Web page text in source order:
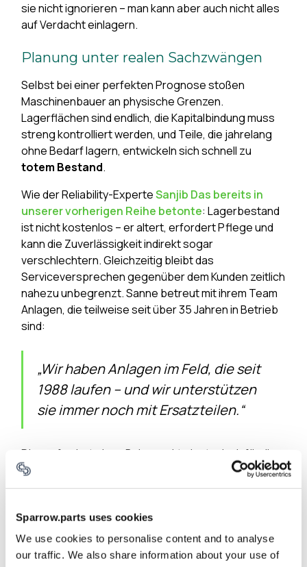
Sparrow.parts uses cookies
We use cookies to personalise content and to analyse
our traffic. We also share information about your use of
sie nicht ignorieren – man kann aber auch nicht alles
auf Verdacht einlagern.
Planung unter realen Sachzwängen
Selbst bei einer perfekten Prognose stoßen
Maschinenbauer an physische Grenzen.
Lagerflächen sind endlich, die Kapitalbindung muss
streng kontrolliert werden, und Teile, die jahrelang
ohne Bedarf lagern, entwickeln sich schnell zu
totem Bestand.
Wie der Reliability-ExperteSanjib Das bereits in
unserer vorherigen Reihe betonte: Lagerbestand
ist nicht kostenlos – er altert, erfordert Pflege und
kann die Zuverlässigkeit indirekt sogar
verschlechtern. Gleichzeitig bleibt das
Serviceversprechen gegenüber dem Kunden zeitlich
nahezu unbegrenzt. Sanne betreut mit ihrem Team
Anlagen, die teilweise seit über 35 Jahren in Betrieb
sind:
„Wir haben Anlagen im Feld, die seit
1988 laufen – und wir unterstützen
sie immer noch mit Ersatzteilen.“
Dies erfordert einen Balanceakt, der typisch für die
OEM-Perspektive ist. Während Betreiber ihre
Strategie innerhalb ihres eigenen operativen
Budget), müssen Maschinenbauer die Nachfrage
über verschiedene Kunden, Anlagengenerationen
und Lieferketten hinweg ausbalancieren – ohne